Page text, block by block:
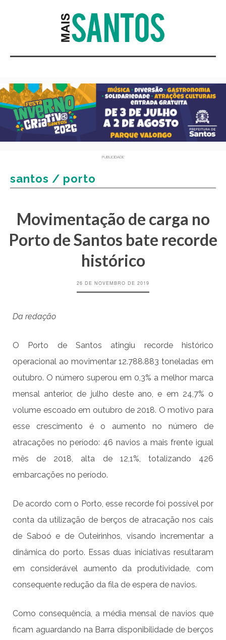
PUBLICIDADE
santos / porto
Movimentação de carga no
Porto de Santos bate recorde
histórico
26 DE NOVEMBRO DE 2019
Da redação
O Porto de Santos atingiu recorde histórico
operacional ao movimentar 12.788.883 toneladas em
outubro. O número superou em 0,3% a melhor marca
mensal anterior, de julho deste ano, e em 24,7% o
volume escoado em outubro de 2018. O motivo para
esse crescimento é o aumento no número de
atracações no período: 46 navios a mais frente igual
mês de 2018, alta de 12,1%, totalizando 426
embarcações no período.
De acordo com o Porto, esse recorde foi possível por
conta da utilização de berços de atracação nos cais
de Saboó e de Outeirinhos, visando incrementar a
dinâmica do porto. Essas duas iniciativas resultaram
em considerável aumento da produtividade, com
consequente redução da fila de espera de navios.
Como consequência, a média mensal de navios que
ficam aguardando na Barra disponibilidade de berços